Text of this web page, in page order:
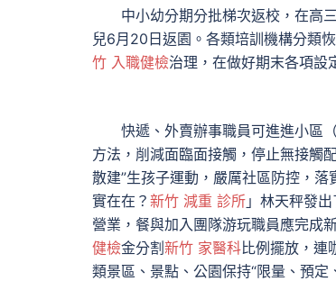
中小幼分期分批梯次返校，在高三
兒6月20日返園。各類培訓機構分類
竹 入職健檢治理，在做好期末各項設
快遞、外賣辦事職員可進進小區（
方法，削減面臨面接觸，停止無接觸
散建”生孩子運動，嚴厲社區防控，
實在在？ 新竹 減重 診所 」林天秤發
營業，餐與加入團隊游玩職員應完成
健檢金分割 新竹 家醫科比例擺放，連
類景區、景點、公園保持“限量、預